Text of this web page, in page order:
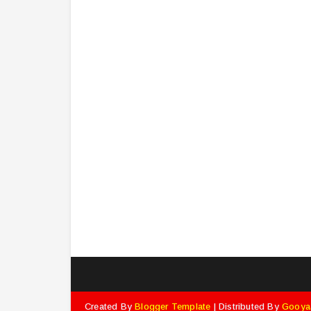
Created ByBlogger Template | Distributed By